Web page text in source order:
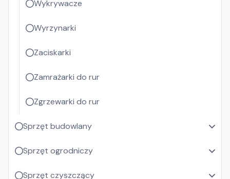
Wykrywacze
Wyrzynarki
Zaciskarki
Zamrażarki do rur
Zgrzewarki do rur
Sprzęt budowlany
Sprzęt ogrodniczy
Sprzęt czyszczący